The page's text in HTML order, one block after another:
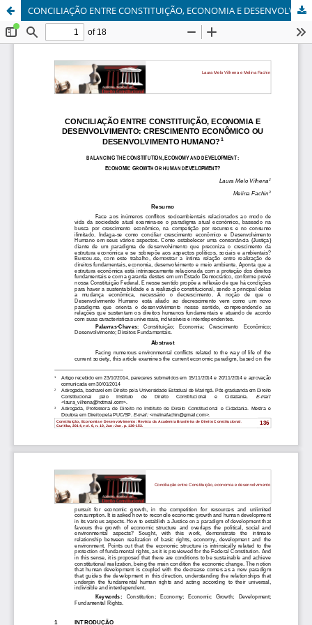
CONCILIAÇÃO ENTRE CONSTITUIÇÃO, ECONOMIA E DESENVOLVIMENTO